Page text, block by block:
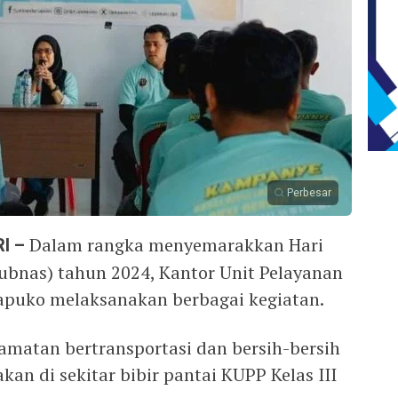
Perbesar
– Dalam rangka menyemarakkan Hari
tahun 2024, Kantor Unit Pelayanan
melaksanakan berbagai kegiatan.
bertransportasi dan bersih-bersih
di sekitar bibir pantai KUPP Kelas III